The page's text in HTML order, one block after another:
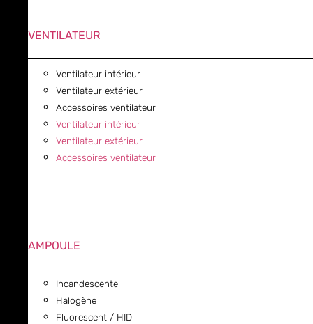
VENTILATEUR
Ventilateur intérieur
Ventilateur extérieur
Accessoires ventilateur
Ventilateur intérieur
Ventilateur extérieur
Accessoires ventilateur
AMPOULE
Incandescente
Halogène
Fluorescent / HID